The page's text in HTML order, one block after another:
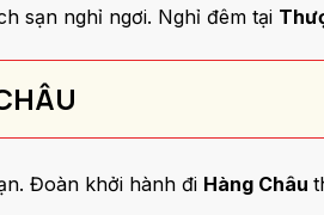
sạn nghỉ ngơi. Nghỉ đêm tại
Đoàn khởi hành đi Hàng Châu